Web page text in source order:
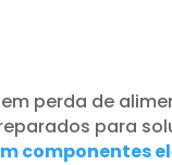
perda de
para
componentes